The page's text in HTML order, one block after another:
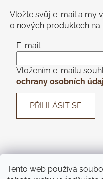
Tento web používá
Vložte svůj e-mail a my
o nových produktech na
E-mail
Vložením e-mailu
ochrany osobních
PŘIHLÁSIT SE